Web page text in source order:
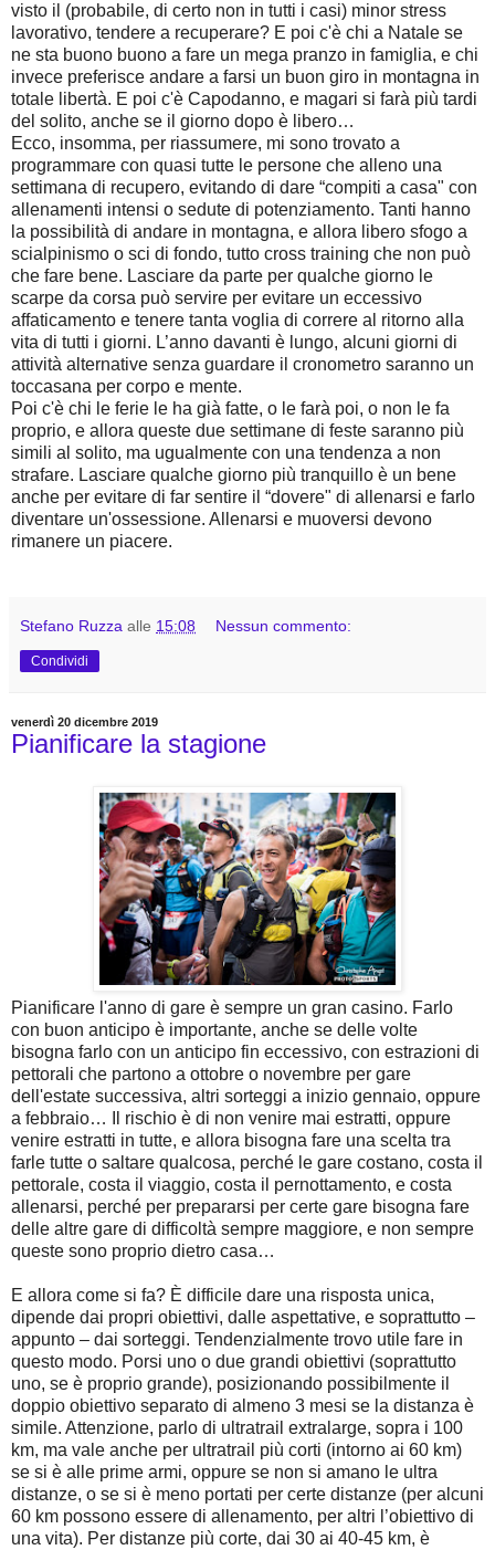
visto il (probabile, di certo non in tutti i casi) minor stress
lavorativo, tendere a recuperare? E poi c'è chi a Natale se
ne sta buono buono a fare un mega pranzo in famiglia, e chi
invece preferisce andare a farsi un buon giro in montagna in
totale libertà. E poi c'è Capodanno, e magari si farà più tardi
del solito, anche se il giorno dopo è libero…
Ecco, insomma, per riassumere, mi sono trovato a
programmare con quasi tutte le persone che alleno una
settimana di recupero, evitando di dare “compiti a casa" con
allenamenti intensi o sedute di potenziamento. Tanti hanno
la possibilità di andare in montagna, e allora libero sfogo a
scialpinismo o sci di fondo, tutto cross training che non può
che fare bene. Lasciare da parte per qualche giorno le
scarpe da corsa può servire per evitare un eccessivo
affaticamento e tenere tanta voglia di correre al ritorno alla
vita di tutti i giorni. L’anno davanti è lungo, alcuni giorni di
attività alternative senza guardare il cronometro saranno un
toccasana per corpo e mente.
Poi c'è chi le ferie le ha già fatte, o le farà poi, o non le fa
proprio, e allora queste due settimane di feste saranno più
simili al solito, ma ugualmente con una tendenza a non
strafare. Lasciare qualche giorno più tranquillo è un bene
anche per evitare di far sentire il “dovere" di allenarsi e farlo
diventare un'ossessione. Allenarsi e muoversi devono
rimanere un piacere.
Stefano Ruzza alle 15:08 Nessun commento:
Condividi
venerdì 20 dicembre 2019
Pianificare la stagione
Pianificare l'anno di gare è sempre un gran casino. Farlo
con buon anticipo è importante, anche se delle volte
bisogna farlo con un anticipo fin eccessivo, con estrazioni di
pettorali che partono a ottobre o novembre per gare
dell'estate successiva, altri sorteggi a inizio gennaio, oppure
a febbraio… Il rischio è di non venire mai estratti, oppure
venire estratti in tutte, e allora bisogna fare una scelta tra
farle tutte o saltare qualcosa, perché le gare costano, costa il
pettorale, costa il viaggio, costa il pernottamento, e costa
allenarsi, perché per prepararsi per certe gare bisogna fare
delle altre gare di difficoltà sempre maggiore, e non sempre
queste sono proprio dietro casa…
E allora come si fa? È difficile dare una risposta unica,
dipende dai propri obiettivi, dalle aspettative, e soprattutto –
appunto – dai sorteggi. Tendenzialmente trovo utile fare in
questo modo. Porsi uno o due grandi obiettivi (soprattutto
uno, se è proprio grande), posizionando possibilmente il
doppio obiettivo separato di almeno 3 mesi se la distanza è
simile. Attenzione, parlo di ultratrail extralarge, sopra i 100
km, ma vale anche per ultratrail più corti (intorno ai 60 km)
se si è alle prime armi, oppure se non si amano le ultra
distanze, o se si è meno portati per certe distanze (per alcuni
60 km possono essere di allenamento, per altri l’obiettivo di
una vita). Per distanze più corte, dai 30 ai 40-45 km, è